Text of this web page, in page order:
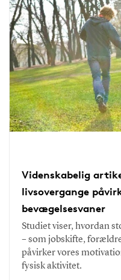
Videnskabelig
livsovergange
bevægelsesvaner
Studiet viser, hvordan
– som jobskifte,
påvirker vores
fysisk aktivitet.